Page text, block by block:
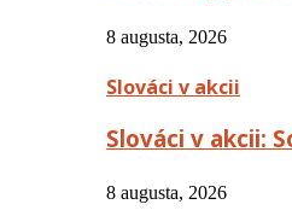
8 augusta, 2026
Slováci v akcii
Slováci v akcii:
8 augusta, 2026